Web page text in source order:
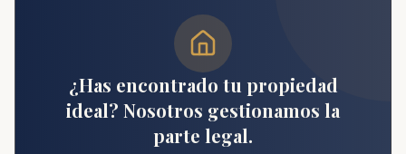
¿Has encontrado tu propiedad
ideal? Nosotros gestionamos la
parte legal.